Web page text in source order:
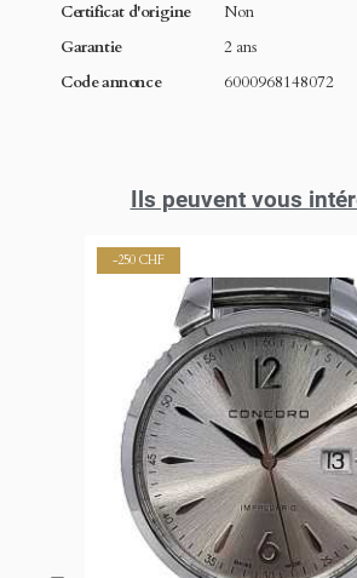
Certificat d'origine
Non
Garantie
2 ans
Code annonce
6000968148072
Ils peuvent vous
-250 CHF